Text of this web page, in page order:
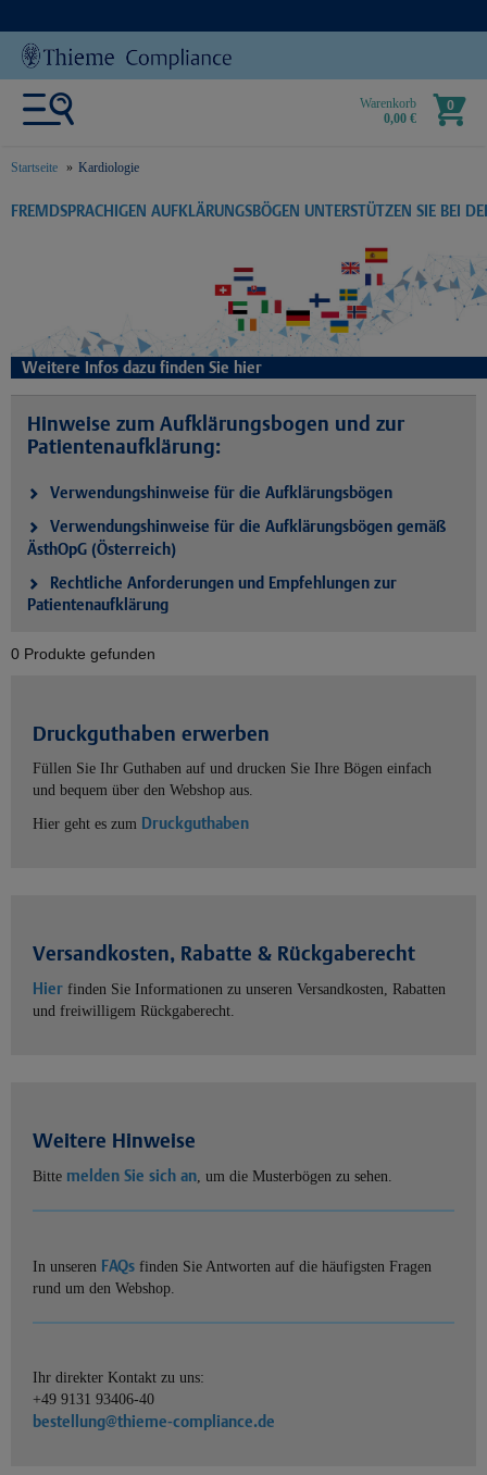
Warenkorb
0,00 €
0
Startseite Kardiologie
text.skipToContent
text.skipToNavigation
FREMDSPRACHIGEN AUFKLÄRUNGSBÖGEN UNTERSTÜTZEN SIE BEI
Weitere Infos dazu finden Sie hier
Hinweise zum Aufklärungsbogen und zur
Patientenaufklärung:
Verwendungshinweise für die Aufklärungsbögen
Verwendungshinweise für die Aufklärungsbögen gemäß
ÄsthOpG (Österreich)
Rechtliche Anforderungen und Empfehlungen zur
Patientenaufklärung
0 Produkte gefunden
Druckguthaben erwerben
Füllen Sie Ihr Guthaben auf und drucken Sie Ihre Bögen einfach
und bequem über den Webshop aus.
Hier geht es zum Druckguthaben
Versandkosten, Rabatte & Rückgaberecht
Hier finden Sie Informationen zu unseren Versandkosten, Rabatten
und freiwilligem Rückgaberecht.
Weitere Hinweise
Bitte melden Sie sich an, um die Musterbögen zu sehen.
In unseren FAQs finden Sie Antworten auf die häufigsten Fragen
rund um den Webshop.
Ihr direkter Kontakt zu uns:
+49 9131 93406-40
bestellung@thieme-compliance.de